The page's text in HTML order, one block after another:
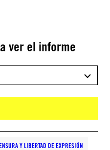
ver el informe
Y LIBERTAD DE EXPRESIÓN